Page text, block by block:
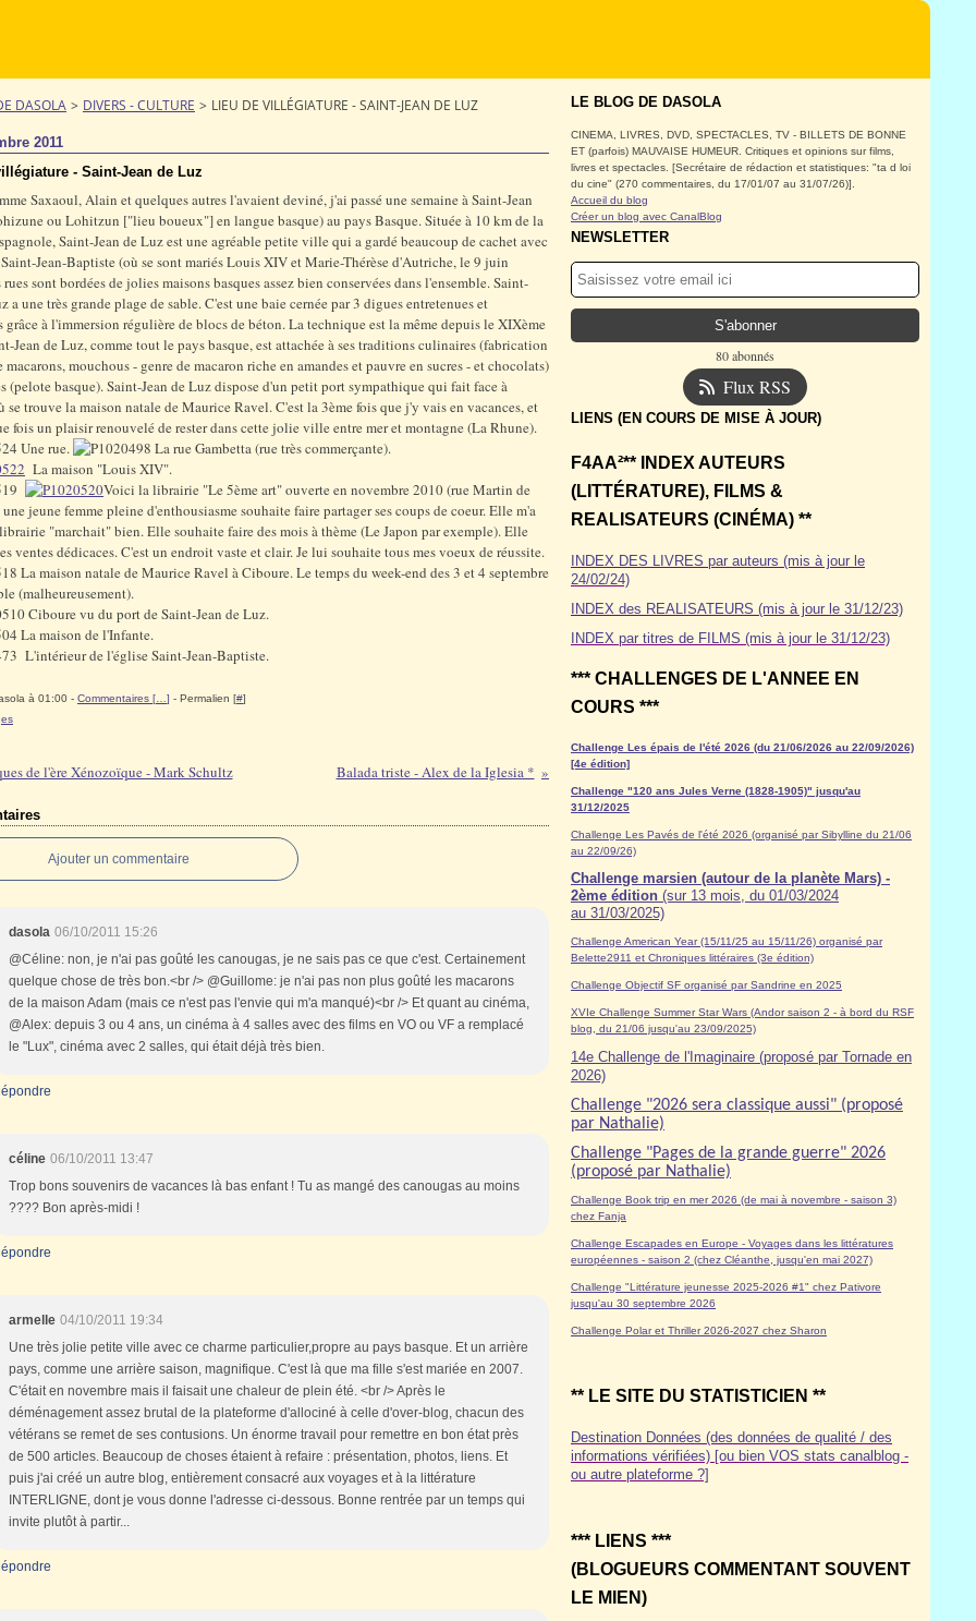
DASOLA > DIVERS - CULTURE > LIEU DE VILLÉGIATURE - SAINT-JEAN DE LUZ
2011
- Saint-Jean de Luz
Saxaoul, Alain et quelques autres l'avaient deviné, j'ai passé une semaine à Saint-Jean
ou Lohitzun ["lieu boueux"] en langue basque) au pays Basque. Située à 10 km de la
Saint-Jean de Luz est une agréable petite ville qui a gardé beaucoup de cachet avec
Jean-Baptiste (où se sont mariés Louis XIV et Marie-Thérèse d'Autriche, le 9 juin
rues sont bordées de jolies maisons basques assez bien conservées dans l'ensemble. Saint-
a une très grande plage de sable. C'est une baie cernée par 3 digues entretenues et
grâce à l'immersion régulière de blocs de béton. La technique est la même depuis le XIXème
Jean de Luz, comme tout le pays basque, est attachée à ses traditions culinaires (fabrication
macarons, mouchous - genre de macaron riche en amandes et pauvre en sucres - et chocolats)
(pelote basque). Saint-Jean de Luz dispose d'un petit port sympathique qui fait face à
se trouve la maison natale de Maurice Ravel. C'est la 3ème fois que j'y vais en vacances, et
fois un plaisir renouvelé de rester dans cette jolie ville entre mer et montagne (La Rhune).
Une rue.
La rue Gambetta (rue très commerçante).
La maison "Louis XIV".
Voici la librairie "Le 5ème art" ouverte en novembre 2010 (rue Martin de
jeune femme pleine d'enthousiasme souhaite faire partager ses coups de coeur. Elle m'a
"marchait" bien. Elle souhaite faire des mois à thème (Le Japon par exemple). Elle
ventes dédicaces. C'est un endroit vaste et clair. Je lui souhaite tous mes voeux de réussite.
La maison natale de Maurice Ravel à Ciboure. Le temps du week-end des 3 et 4 septembre
(malheureusement).
Ciboure vu du port de Saint-Jean de Luz.
La maison de l'Infante.
L'intérieur de l'église Saint-Jean-Baptiste.
à 01:00 - Commentaires [ ] - Permalien [#]
de l'ère Xénozoïque - Mark Schultz Balada triste - Alex de la Iglesia *
Ajouter un commentaire
dasola 06/10/2011 15:26
@Céline: non, je n'ai pas goûté les canougas, je ne sais pas ce que c'est. Certainement
quelque chose de très bon.<br /> @Guillome: je n'ai pas non plus goûté les macarons
de la maison Adam (mais ce n'est pas l'envie qui m'a manqué)<br /> Et quant au cinéma,
@Alex: depuis 3 ou 4 ans, un cinéma à 4 salles avec des films en VO ou VF a remplacé
le "Lux", cinéma avec 2 salles, qui était déjà très bien.
céline 06/10/2011 13:47
Trop bons souvenirs de vacances là bas enfant ! Tu as mangé des canougas au moins
???? Bon après-midi !
armelle 04/10/2011 19:34
Une très jolie petite ville avec ce charme particulier,propre au pays basque. Et un arrière
pays, comme une arrière saison, magnifique. C'est là que ma fille s'est mariée en 2007.
C'était en novembre mais il faisait une chaleur de plein été. <br /> Après le
déménagement assez brutal de la plateforme d'allociné à celle d'over-blog, chacun des
vétérans se remet de ses contusions. Un énorme travail pour remettre en bon état près
de 500 articles. Beaucoup de choses étaient à refaire : présentation, photos, liens. Et
puis j'ai créé un autre blog, entièrement consacré aux voyages et à la littérature
INTERLIGNE, dont je vous donne l'adresse ci-dessous. Bonne rentrée par un temps qui
invite plutôt à partir...
LE BLOG DE DASOLA
CINEMA, LIVRES, DVD, SPECTACLES, TV - BILLETS DE BONNE
ET (parfois) MAUVAISE HUMEUR. Critiques et opinions sur films,
livres et spectacles. [Secrétaire de rédaction et statistiques: "ta d loi
du cine" (270 commentaires, du 17/01/07 au 31/07/26)].
Accueil du blog
Créer un blog avec CanalBlog
NEWSLETTER
80 abonnés
Flux RSS
LIENS (EN COURS DE MISE À JOUR)
F4AA²** INDEX AUTEURS
(LITTÉRATURE), FILMS &
REALISATEURS (CINÉMA) **
INDEX DES LIVRES par auteurs (mis à jour le
24/02/24)
INDEX des REALISATEURS (mis à jour le 31/12/23)
INDEX par titres de FILMS (mis à jour le 31/12/23)
*** CHALLENGES DE L'ANNEE EN
COURS ***
Challenge Les épais de l'été 2026 (du 21/06/2026 au 22/09/2026)
[4e édition]
Challenge "120 ans Jules Verne (1828-1905)" jusqu'au
31/12/2025
Challenge Les Pavés de l'été 2026 (organisé par Sibylline du 21/06
au 22/09/26)
Challenge marsien (autour de la planète Mars) -
2ème édition (sur 13 mois, du 01/03/2024
au 31/03/2025)
Challenge American Year (15/11/25 au 15/11/26) organisé par
Belette2911 et Chroniques littéraires (3e édition)
Challenge Objectif SF organisé par Sandrine en 2025
XVIe Challenge Summer Star Wars (Andor saison 2 - à bord du RSF
blog, du 21/06 jusqu'au 23/09/2025)
14e Challenge de l'Imaginaire (proposé par Tornade en
2026)
Challenge "2026 sera classique aussi" (proposé
par Nathalie)
Challenge "Pages de la grande guerre" 2026
(proposé par Nathalie)
Challenge Book trip en mer 2026 (de mai à novembre - saison 3)
chez Fanja
Challenge Escapades en Europe - Voyages dans les littératures
européennes - saison 2 (chez Cléanthe, jusqu'en mai 2027)
Challenge "Littérature jeunesse 2025-2026 #1" chez Pativore
jusqu'au 30 septembre 2026
Challenge Polar et Thriller 2026-2027 chez Sharon
** LE SITE DU STATISTICIEN **
Destination Données (des données de qualité / des
informations vérifiées) [ou bien VOS stats canalblog -
ou autre plateforme ?]
*** LIENS ***
(BLOGUEURS COMMENTANT SOUVENT
LE MIEN)